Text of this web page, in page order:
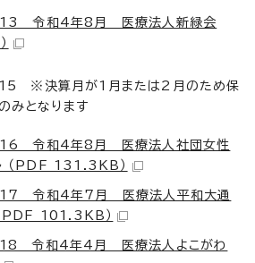
令和4年8月 医療法人新緑会
※決算月が1月または2月のため保
みとなります
令和4年8月 医療法人社団女性
（PDF 131.3KB）
令和4年7月 医療法人平和大通
PDF 101.3KB）
令和4年4月 医療法人よこがわ